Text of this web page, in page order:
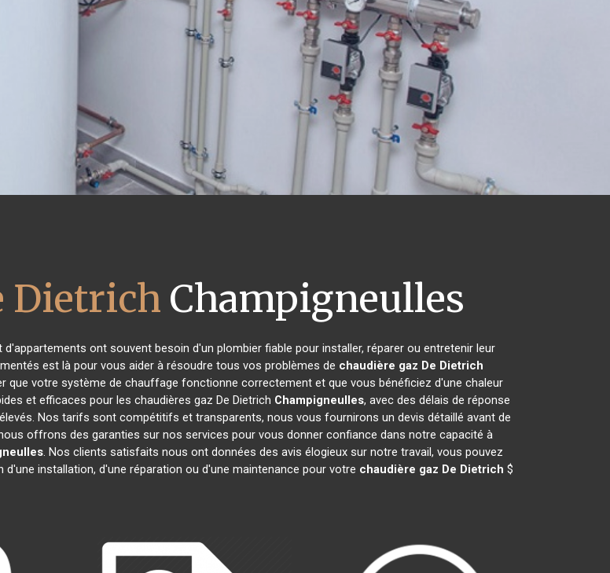
Dietrich Champigneulles
ont souvent besoin d'un plombier fiable pour installer, réparer ou entretenir leur
est là pour vous aider à résoudre tous vos problèmes de chaudière gaz De Dietrich
que votre système de chauffage fonctionne correctement et que vous bénéficiez d'une chaleur
et efficaces pour les chaudières gaz De Dietrich Champigneulles, avec des délais de réponse
Nos tarifs sont compétitifs et transparents, nous vous fournirons un devis détaillé avant de
offrons des garanties sur nos services pour vous donner confiance dans notre capacité à
. Nos clients satisfaits nous ont données des avis élogieux sur notre travail, vous pouvez
installation, d'une réparation ou d'une maintenance pour votre chaudière gaz De Dietrich $